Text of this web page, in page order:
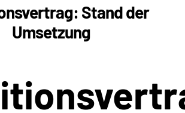
Stand der
Umsetzung